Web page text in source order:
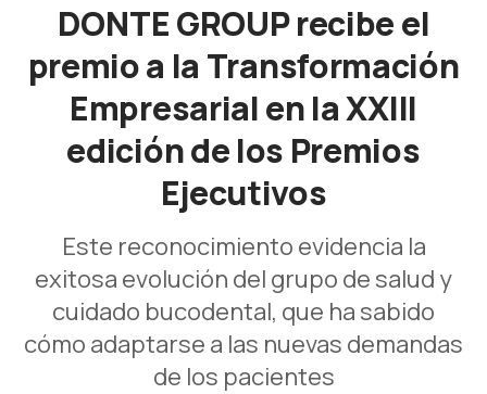
DONTE GROUP recibe el
premio a la Transformación
Empresarial en la XXIII
edición de los Premios
Ejecutivos
Este reconocimiento evidencia la
exitosa evolución del grupo de salud y
cuidado bucodental, que ha sabido
cómo adaptarse a las nuevas demandas
de los pacientes